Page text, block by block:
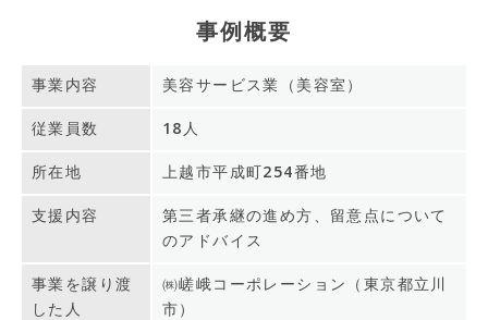
事例概要
事業内容 美容サービス業（美容室）
従業員数 18人
所在地 上越市平成町254番地
支援内容
第三者承継の進め方、留意点について
のアドバイス
事業を譲り渡
した人
㈱嵯峨コーポレーション（東京都立川
市）